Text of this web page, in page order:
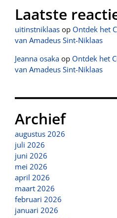
Laatste
uitinstniklaas op Ontdek het
van Amadeus Sint-Niklaas
Jeanna osaka op Ontdek het
van Amadeus Sint-Niklaas
Archief
augustus 2026
juli 2026
juni 2026
mei 2026
april 2026
maart 2026
februari 2026
januari 2026